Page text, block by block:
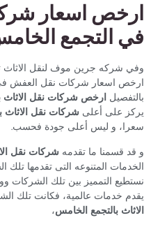
ارخص اسعار
في التجمع
وفي شركه جرين موف لنقل الاثاث تم
ارخص اسعار شركات نقل العفش
بالتفصيل ارخص شركات نقل الاثاث
يركز على أعلى شركات نقل الاثاث
سعرا، و ليس أعلى جودة فحسب.
و قد قسمنا ما تقدمه شركات نقل
الخدمات المتنوعه التى تقدمها
نستطيع التمميز بين تلك الشركات
يقدم خدمات عالمية، فكانت تلك
الاثاث بالتجمع الخامس،